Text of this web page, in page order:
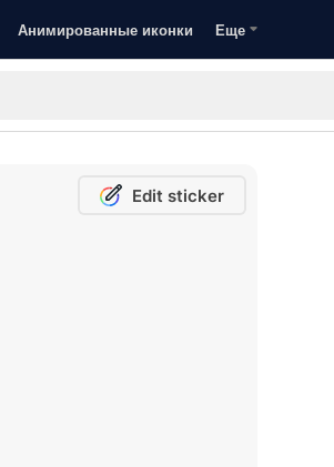
Анимированные иконки Еще
Edit sticker